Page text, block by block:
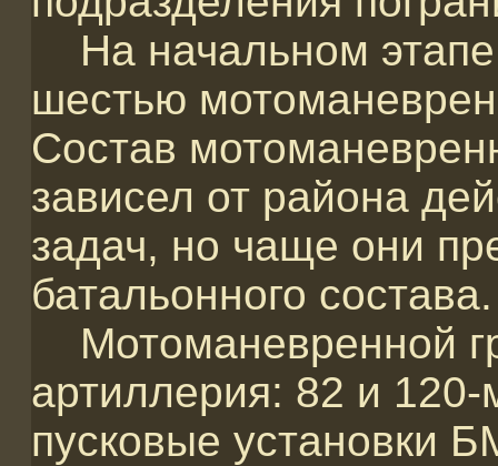
На начальном
шестью
Состав
зависел от района
задач, но чаще они
батальонного состава.
Мотоманевренной
артиллерия: 82 и
пусковые установки